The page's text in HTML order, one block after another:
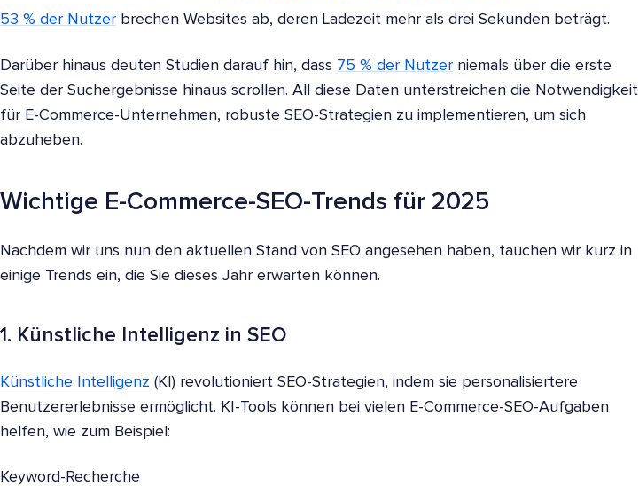
53 % der Nutzer brechen Websites ab, deren Ladezeit mehr als drei Sekunden beträgt.
Darüber hinaus deuten Studien darauf hin, dass 75 % der Nutzer niemals über die erste
Seite der Suchergebnisse hinaus scrollen. All diese Daten unterstreichen die Notwendigkeit
für E-Commerce-Unternehmen, robuste SEO-Strategien zu implementieren, um sich
abzuheben.
Wichtige E-Commerce-SEO-Trends für 2025
Nachdem wir uns nun den aktuellen Stand von SEO angesehen haben, tauchen wir kurz in
einige Trends ein, die Sie dieses Jahr erwarten können.
1. Künstliche Intelligenz in SEO
Künstliche Intelligenz (KI) revolutioniert SEO-Strategien, indem sie personalisiertere
Benutzererlebnisse ermöglicht. KI-Tools können bei vielen E-Commerce-SEO-Aufgaben
helfen, wie zum Beispiel:
Keyword-Recherche